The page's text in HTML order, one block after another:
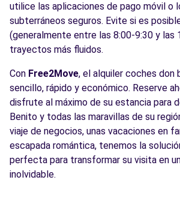
utilice las aplicaciones de pago móvil o
subterráneos seguros. Evite si es
(generalmente entre las 8:00-9:30 y las
trayectos más fluidos.
Con Free2Move, el alquiler coches don
sencillo, rápido y económico. Reserve
disfrute al máximo de su estancia para
Benito y todas las maravillas de su
viaje de negocios, unas vacaciones en
escapada romántica, tenemos la
perfecta para transformar su visita en
inolvidable.